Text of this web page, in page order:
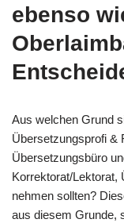
ebenso
Aus welchen Grund
Übersetzungsprofi &
Übersetzungsbüro
Korrektorat/Lektorat,
nehmen sollten?
aus diesem Grunde,